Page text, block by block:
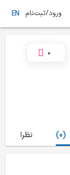
ورود/ثبت‌نام EN
0
(0) نظرات